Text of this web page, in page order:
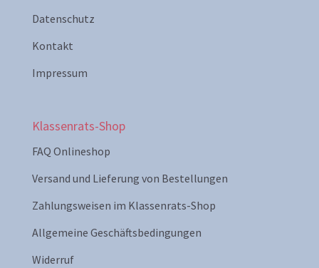
Datenschutz
Kontakt
Impressum
Klassenrats-Shop
FAQ Onlineshop
Versand und Lieferung von Bestellungen
Zahlungsweisen im Klassenrats-Shop
Allgemeine Geschäftsbedingungen
Widerruf